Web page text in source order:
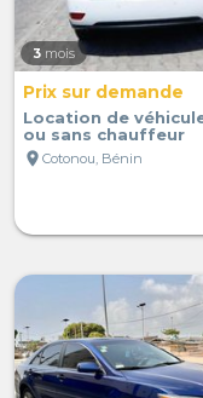
3 mois
Prix sur demande
Location de
ou sans chauffeur
location_on Cotonou, Bénin